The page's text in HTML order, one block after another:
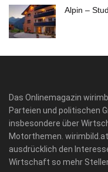
Alpin –
Das Onlinemagazin
Parteien und politischen
insbesondere über
Motorthemen.
ausdrücklich den
Wirtschaft so mehr